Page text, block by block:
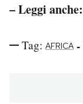
– Leggi anche:
Tag: AFRICA -